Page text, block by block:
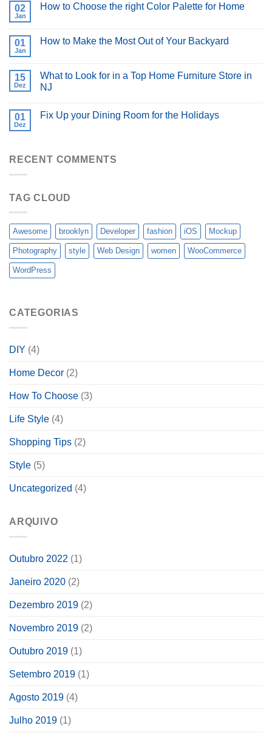
02
Jan
How to Choose the right Color Palette for Home
01
Jan
How to Make the Most Out of Your Backyard
15
Dez
What to Look for in a Top Home Furniture Store in
NJ
01
Dez
Fix Up your Dining Room for the Holidays
RECENT COMMENTS
TAG CLOUD
Awesome brooklyn Developer fashion iOS Mockup
Photography style Web Design women WooCommerce
WordPress
CATEGORIAS
DIY (4)
Home Decor (2)
How To Choose (3)
Life Style (4)
Shopping Tips (2)
Style (5)
Uncategorized (4)
ARQUIVO
Outubro 2022 (1)
Janeiro 2020 (2)
Dezembro 2019 (2)
Novembro 2019 (2)
Outubro 2019 (1)
Setembro 2019 (1)
Agosto 2019 (4)
Julho 2019 (1)